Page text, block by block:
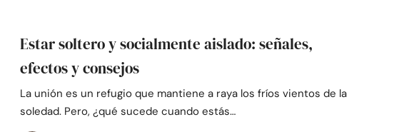
Estar soltero y socialmente aislado: señales,
efectos y consejos
La unión es un refugio que mantiene a raya los fríos vientos de la
soledad. Pero, ¿qué sucede cuando estás…